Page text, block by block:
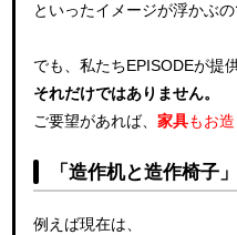
といったイメージが浮かぶ
でも、私たちEPISODEが提
それだけではありません。
ご要望があれば、家具もお
「造作机と造作椅子
例えば現在は、